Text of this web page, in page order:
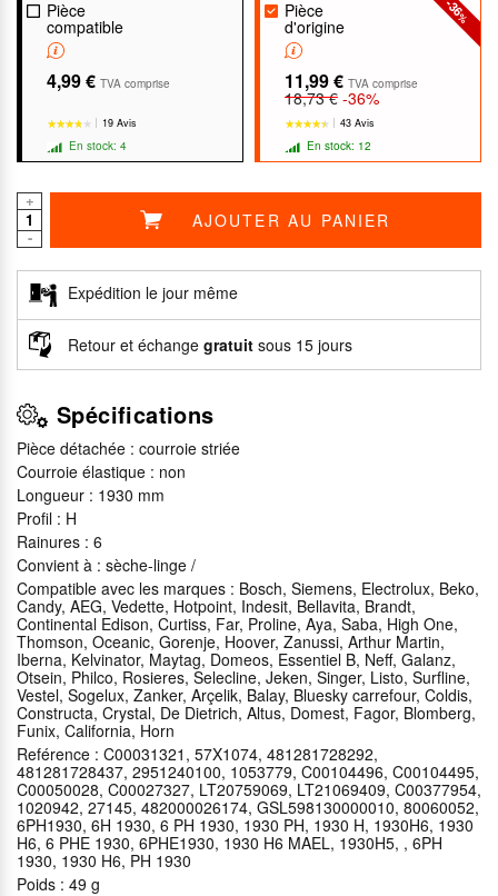
Pièce
compatible
4,99 € TVA comprise
19 Avis
En stock: 4
-36
%
Pièce
d'origine
11,99 € TVA comprise
18,73 € -36%
43 Avis
En stock: 12
+
-
AJOUTER AU PANIER
Expédition le jour même
Retour et échange gratuit sous 15 jours
Spécifications
Pièce détachée : courroie striée
Courroie élastique : non
Longueur : 1930 mm
Profil : H
Rainures : 6
Convient à : sèche-linge /
Compatible avec les marques : Bosch, Siemens, Electrolux, Beko,
Candy, AEG, Vedette, Hotpoint, Indesit, Bellavita, Brandt,
Continental Edison, Curtiss, Far, Proline, Aya, Saba, High One,
Thomson, Oceanic, Gorenje, Hoover, Zanussi, Arthur Martin,
Iberna, Kelvinator, Maytag, Domeos, Essentiel B, Neff, Galanz,
Otsein, Philco, Rosieres, Selecline, Jeken, Singer, Listo, Surfline,
Vestel, Sogelux, Zanker, Arçelik, Balay, Bluesky carrefour, Coldis,
Constructa, Crystal, De Dietrich, Altus, Domest, Fagor, Blomberg,
Funix, California, Horn
Reférence : C00031321, 57X1074, 481281728292,
481281728437, 2951240100, 1053779, C00104496, C00104495,
C00050028, C00027327, LT20759069, LT21069409, C00377954,
1020942, 27145, 482000026174, GSL598130000010, 80060052,
6PH1930, 6H 1930, 6 PH 1930, 1930 PH, 1930 H, 1930H6, 1930
H6, 6 PHE 1930, 6PHE1930, 1930 H6 MAEL, 1930H5, , 6PH
1930, 1930 H6, PH 1930
Poids : 49 g